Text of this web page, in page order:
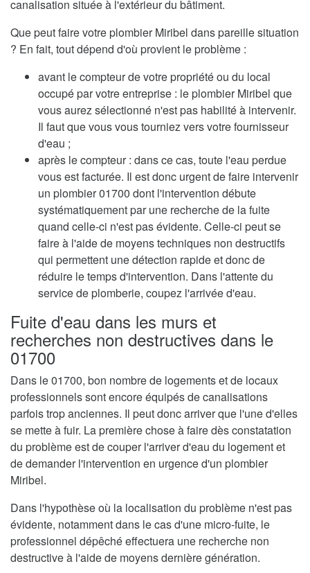
canalisation située à l'extérieur du bâtiment.
Que peut faire votre plombier Miribel dans pareille situation
? En fait, tout dépend d'où provient le problème :
avant le compteur de votre propriété ou du local
occupé par votre entreprise : le plombier Miribel que
vous aurez sélectionné n'est pas habilité à intervenir.
Il faut que vous vous tourniez vers votre fournisseur
d'eau ;
après le compteur : dans ce cas, toute l'eau perdue
vous est facturée. Il est donc urgent de faire intervenir
un plombier 01700 dont l'intervention débute
systématiquement par une recherche de la fuite
quand celle-ci n'est pas évidente. Celle-ci peut se
faire à l'aide de moyens techniques non destructifs
qui permettent une détection rapide et donc de
réduire le temps d'intervention. Dans l'attente du
service de plomberie, coupez l'arrivée d'eau.
Fuite d'eau dans les murs et
recherches non destructives dans le
01700
Dans le 01700, bon nombre de logements et de locaux
professionnels sont encore équipés de canalisations
parfois trop anciennes. Il peut donc arriver que l'une d'elles
se mette à fuir. La première chose à faire dès constatation
du problème est de couper l'arriver d'eau du logement et
de demander l'intervention en urgence d'un plombier
Miribel.
Dans l'hypothèse où la localisation du problème n'est pas
évidente, notamment dans le cas d'une micro-fuite, le
professionnel dépêché effectuera une recherche non
destructive à l'aide de moyens dernière génération.